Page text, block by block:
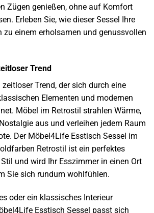
Zügen genießen, ohne auf Komfort
Erleben Sie, wie dieser Sessel Ihre
zu einem erholsamen und genussvollen
Trend
Trend, der sich durch eine
Elementen und modernen
Möbel im Retrostil strahlen Wärme,
aus und verleihen jedem Raum
Der Möbel4Life Esstisch Sessel im
Retrostil ist ein perfektes
und wird Ihr Esszimmer in einen Ort
Sie sich rundum wohlfühlen.
oder ein klassisches Interieur
Esstisch Sessel passt sich